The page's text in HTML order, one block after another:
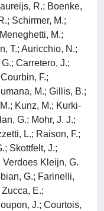
R.; Boenke,
Schirmer, M.;
M.;
T.; Auricchio, N.;
Carretero, J.;
F.;
M.; Gillis, B.;
Kunz, M.; Kurki-
G.; Mohr, J. J.;
L.; Raison, F.;
Skottfelt, J.;
Verdoes Kleijn, G.
G.; Farinelli,
E.;
J.; Courtois,